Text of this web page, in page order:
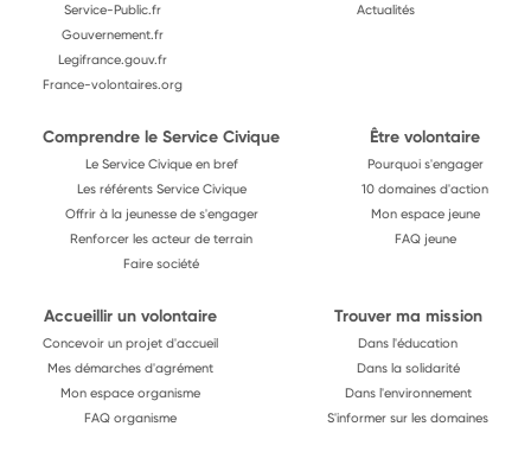
Service-Public.fr
Gouvernement.fr
Legifrance.gouv.fr
France-volontaires.org
Actualités
Comprendre le Service Civique
Le Service Civique en bref
Les référents Service Civique
Offrir à la jeunesse de s'engager
Renforcer les acteur de terrain
Faire société
Être volontaire
Pourquoi s'engager
10 domaines d'action
Mon espace jeune
FAQ jeune
Accueillir un volontaire
Concevoir un projet d'accueil
Mes démarches d'agrément
Mon espace organisme
FAQ organisme
Trouver ma mission
Dans l'éducation
Dans la solidarité
Dans l'environnement
S'informer sur les domaines